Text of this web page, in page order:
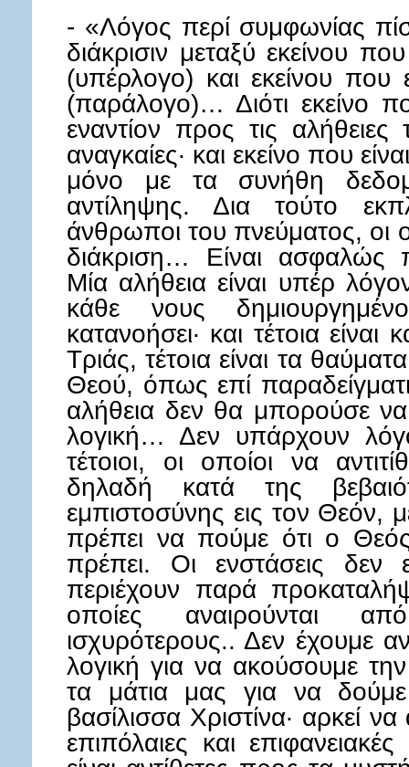
- «Λόγος περί συμφωνίας
διάκρισιν μεταξύ εκείνου
(υπέρλογο) και εκείνου
(παράλογο)… Διότι εκείνο
εναντίον προς τις
αναγκαίες· και εκείνο που
μόνο με τα συνήθη
αντίληψης. Δια τούτο
άνθρωποι του πνεύματος, οι
διάκριση… Είναι ασφαλώς
Μία αλήθεια είναι υπέρ
κάθε νους
κατανοήσει· και τέτοια
Τριάς, τέτοια είναι τα
Θεού, όπως επί
αλήθεια δεν θα μπορούσε να
λογική… Δεν υπάρχουν
τέτοιοι, οι οποίοι να
δηλαδή κατά της
εμπιστοσύνης εις τον Θεόν,
πρέπει να πούμε ότι ο
πρέπει. Οι ενστάσεις δεν
περιέχουν παρά
οποίες αναιρούνται
ισχυρότερους.. Δεν έχουμε
λογική για να ακούσουμε
τα μάτια μας για να
βασίλισσα Χριστίνα· αρκεί
επιπόλαιες και